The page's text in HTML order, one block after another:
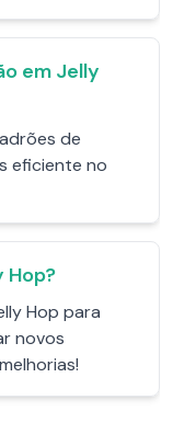
em Jelly
de
eficiente no
Hop?
Hop para
novos